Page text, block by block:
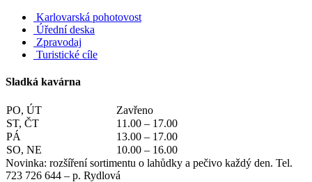
Karlovarská pohotovost
Úřední deska
Zpravodaj
Turistické cíle
Sladká kavárna
PO, ÚT
Zavřeno
ST, ČT
11.00 – 17.00
PÁ
13.00 – 17.00
SO, NE
10.00 – 16.00
Novinka: rozšíření sortimentu o lahůdky a pečivo každý den. Tel.
723 726 644 – p. Rydlová